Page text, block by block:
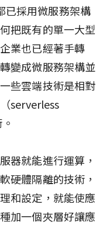
已採用微服務架構
把既有的單一大型
業也已經著手轉
變成微服務架構並
些雲端技術是相對
serverless
器就能進行運算，
硬體隔離的技術，
和設定，就能使應
加一個夾層好讓應